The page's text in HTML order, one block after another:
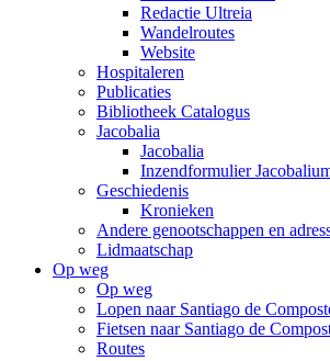
Redactie Ultreia
Wandelroutes
Website
Hospitaleren
Publicaties
Bibliotheek Catalogus
Jacobalia
Jacobalia
Inzendformulier
Geschiedenis
Kronieken
Andere genootschappen en
Lidmaatschap
Op weg
Op weg
Lopen naar Santiago de
Fietsen naar Santiago de
Routes